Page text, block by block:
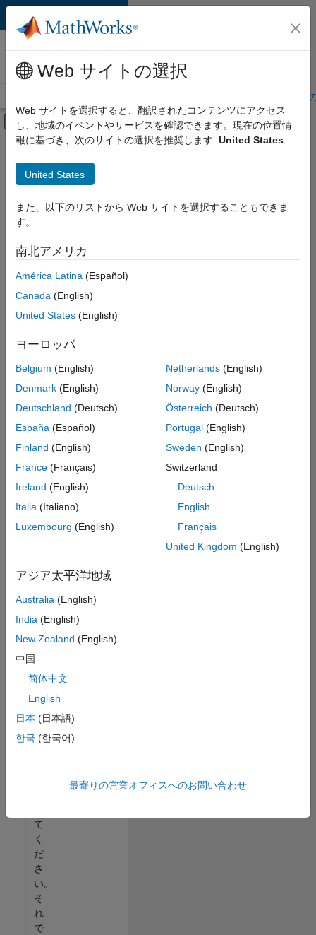
コンテンツへスキップ
MathWorks 採用
情報
学生・キャリア初期
オフキャンバス ナビゲーション メ
メインコンテンツ
絞り込み条件
インターンシップ
業務用アプリケーションとツール
IT
リリース エンジニアリング
現
こ
の
索
件
一
致
る
求
は
あ
り
ま
せ
ん。
範
囲
を
広
る
か、
す
て
の
求
て
く
だ
さ
い。
そ
れ
で
Web サイトの選択
Web サイトを選択すると、翻訳されたコンテンツにアクセス
し、地域のイベントやサービスを確認できます。現在の位置情
報に基づき、次のサイトの選択を推奨します: United States
United States
また、以下のリストから Web サイトを選択することもできま
す。
南北アメリカ
América Latina (Español)
Canada (English)
United States (English)
ヨーロッパ
Belgium (English)
Denmark (English)
Deutschland (Deutsch)
España (Español)
Finland (English)
France (Français)
Ireland (English)
Italia (Italiano)
Luxembourg (English)
Netherlands(English)
Norway(English)
Österreich (Deutsch)
Portugal(English)
Sweden (English)
Switzerland
Deutsch
English
Français
United Kingdom (English)
アジア太平洋地域
Australia (English)
India (English)
New Zealand (English)
中国
简体中文
English
日本 (日本語)
한국 (한국어)
最寄りの営業オフィスへのお問い合わせ